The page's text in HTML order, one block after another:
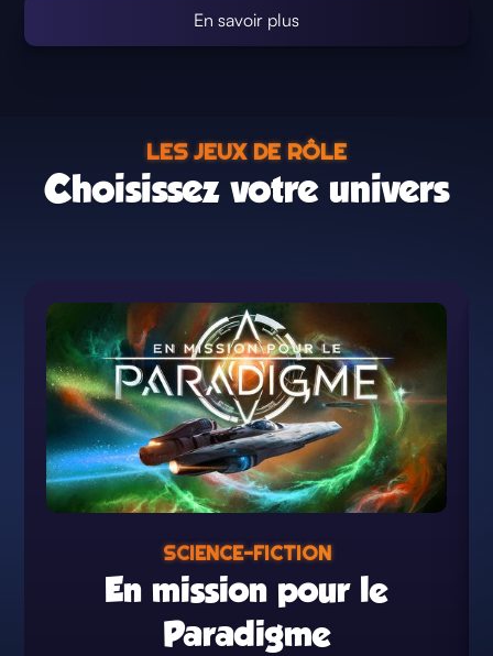
En savoir plus
LES JEUX DE RÔLE
Choisissez votre univers
SCIENCE-FICTION
En mission pour le
Paradigme